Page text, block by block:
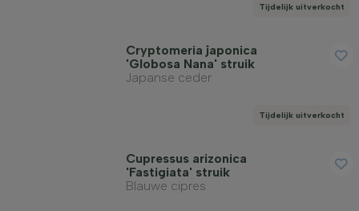
Tijdelijk uitverkocht
Cryptomeria japonica
'Globosa Nana' struik
Japanse ceder
Tijdelijk uitverkocht
Cupressus arizonica
'Fastigiata' struik
Blauwe cipres